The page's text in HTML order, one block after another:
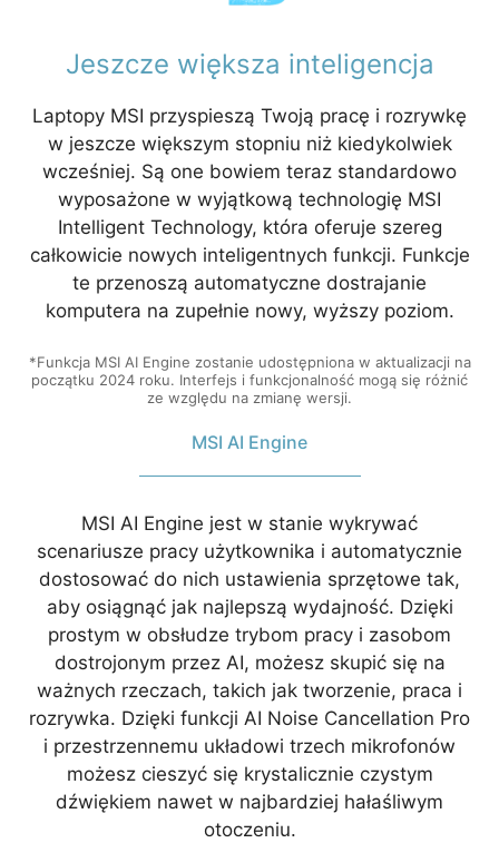
Jeszcze większa inteligencja
Laptopy MSI przyspieszą Twoją pracę i rozrywkę
w jeszcze większym stopniu niż kiedykolwiek
wcześniej. Są one bowiem teraz standardowo
wyposażone w wyjątkową technologię MSI
Intelligent Technology, która oferuje szereg
całkowicie nowych inteligentnych funkcji. Funkcje
te przenoszą automatyczne dostrajanie
komputera na zupełnie nowy, wyższy poziom.
*Funkcja MSI AI Engine zostanie udostępniona w aktualizacji na
początku 2024 roku. Interfejs i funkcjonalność mogą się różnić
ze względu na zmianę wersji.
MSI AI Engine
MSI AI Engine jest w stanie wykrywać
scenariusze pracy użytkownika i automatycznie
dostosować do nich ustawienia sprzętowe tak,
aby osiągnąć jak najlepszą wydajność. Dzięki
prostym w obsłudze trybom pracy i zasobom
dostrojonym przez AI, możesz skupić się na
ważnych rzeczach, takich jak tworzenie, praca i
rozrywka. Dzięki funkcji AI Noise Cancellation Pro
i przestrzennemu układowi trzech mikrofonów
możesz cieszyć się krystalicznie czystym
dźwiękiem nawet w najbardziej hałaśliwym
otoczeniu.